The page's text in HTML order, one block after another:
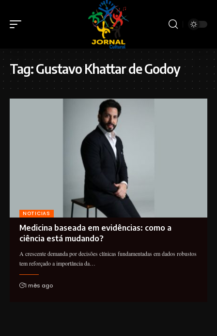
Tag:Gustavo Khattar de Godoy
NOTICIAS
Medicina baseada em evidências: como a
ciência está mudando?
A crescente demanda por decisões clínicas fundamentadas em dados robustos
tem reforçado a importância da…
1 mês ago